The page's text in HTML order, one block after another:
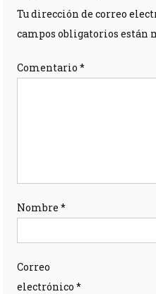
Tu dirección de correo
campos obligatorios están
Comentario*
Nombre*
Correo
electrónico*